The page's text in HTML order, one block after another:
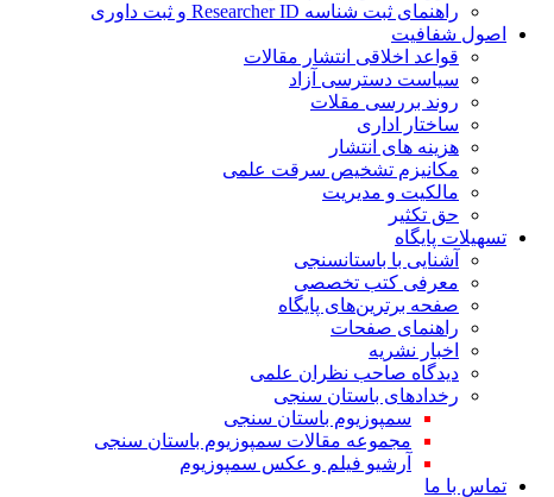
راهنمای ثبت شناسه Researcher ID و ثبت داوری
اصول شفافیت
قواعد اخلاقی انتشار مقالات
سیاست دسترسی آزاد
روند بررسی مقلات
ساختار اداری
هزینه های انتشار
ﻣﮑﺎﻧﯿﺰم ﺗﺸﺨﯿﺺ ﺳﺮﻗﺖ ﻋﻠﻤﯽ
مالکیت و مدیریت
حق تکثیر
تسهیلات پایگاه
آشنایی با باستانسنجی
معرفی کتب تخصصی
صفحه برترین‌های پایگاه
راهنمای صفحات
اخبار نشریه
دیدگاه صاحب نظران علمی
رخدادهای باستان سنجی
سمپوزیوم باستان سنجی
مجموعه مقالات سمپوزیوم باستان سنجی
آرشیو فیلم و عکس سمپوزیوم
تماس با ما